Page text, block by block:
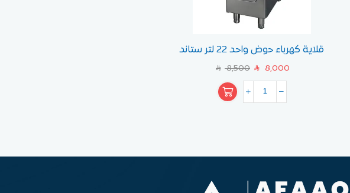
قلاية كهرباء حوض واحد 22 لتر ستاند
SAR 8,500 SAR 8,000